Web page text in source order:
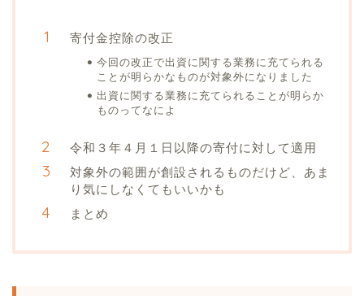
寄付金控除の改正
今回の改正で出資に関する業務に充てられる
ことが明らかなものが対象外になりました
出資に関する業務に充てられることが明らか
ものってなによ
令和３年４月１日以降の寄付に対して適用
対象外の範囲が創設されるものだけど、あま
り気にしなくてもいいかも
まとめ